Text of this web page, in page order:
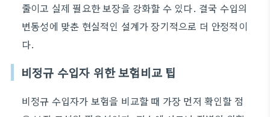
줄이고 실제 필요한 보장을 강화할 수 있다. 결국 수입의
변동성에 맞춘 현실적인 설계가 장기적으로 더 안정적이
다.
비정규 수입자 위한 보험비교 팁
비정규 수입자가 보험을 비교할 때 가장 먼저 확인할 점